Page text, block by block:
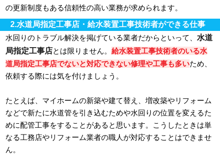
の更新制度もある信頼性の高い業務が求められます。
2.水道局指定工事店・給水装置工事技術者ができる仕事
水回りのトラブル解決を掲げている業者だからといって、 水道
局指定工事店とは限りません。給水装置工事技術者のいる水
道局指定工事店でないと対応できない修理や工事も多いため、
依頼する際には気を付けましょう。
たとえば、マイホームの新築や建て替え、増改築やリフォーム
などで新たに水道管を引き込むためや水回りの位置を変えるた
めに配管工事をすることがあると思います。こうしたときは単
なる工務店やリフォーム業者の職人が対応することはできませ
ん。